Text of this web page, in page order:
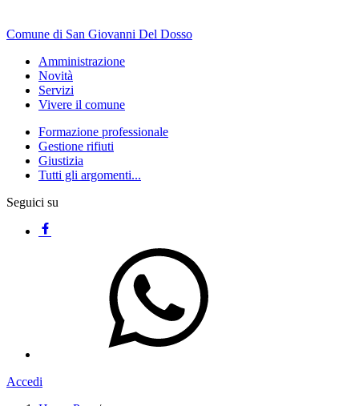
Comune di San Giovanni Del Dosso
Amministrazione
Novità
Servizi
Vivere il comune
Formazione professionale
Gestione rifiuti
Giustizia
Tutti gli argomenti...
Seguici su
Accedi